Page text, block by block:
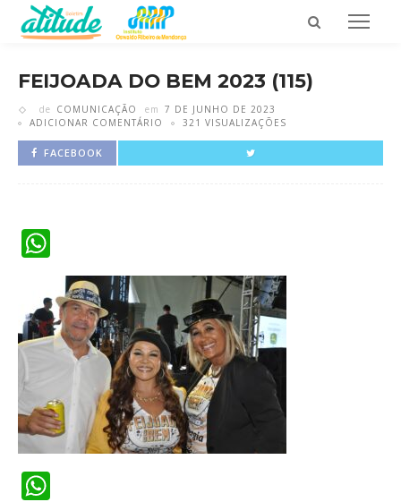
FEIJOADA DO BEM 2023 (115)
de COMUNICAÇÃO em 7 DE JUNHO DE 2023
ADICIONAR COMENTÁRIO
321 VISUALIZAÇÕES
FACEBOOK